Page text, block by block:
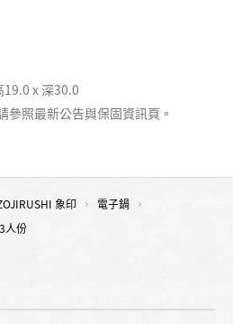
19.0 x 深30.0
參照最新公告與保固資訊頁。
象印
電子鍋
人份